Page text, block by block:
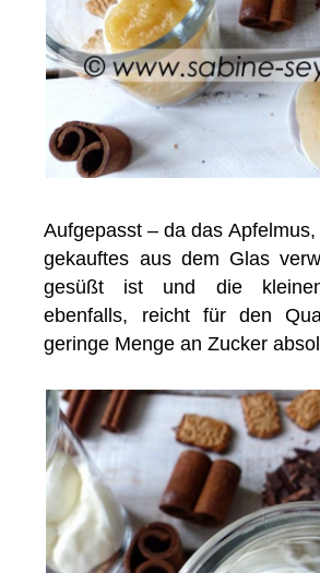
Aufgepasst – da das
gekauftes aus dem Glas
gesüßt ist und die
ebenfalls, reicht für den
geringe Menge an Zucker